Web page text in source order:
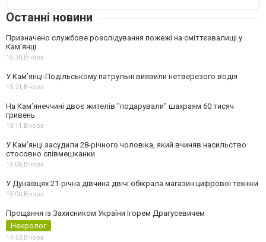
Останні новини
Призначено службове розслідування пожежі на сміттєзвалищі у
Кам’янці
15:30,Вчора
У Кам’янці-Подільському патрульні виявили нетверезого водія
15:21,Вчора
На Камʼянеччині двоє жителів "подарували" шахраям 60 тисяч
гривень
15:11,Вчора
У Камʼянці засудили 28-річного чоловіка, який вчиняв насильство
стосовно співмешканки
15:06,Вчора
У Дунаївцях 21-річна дівчина двічі обікрала магазин цифрової техніки
15:00,Вчора
Прощання із Захисником України Ігорем Драгусевичем
Некролог
14:53,Вчора